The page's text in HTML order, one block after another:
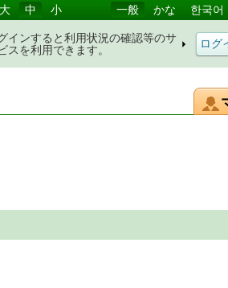
大 中 小 一般 かな 한국어
インすると利用状況の確認等のサ
スを利用できます。